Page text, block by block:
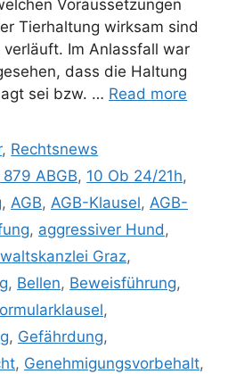
Voraussetzungen
Tierhaltung wirksam sind
Im Anlassfall war
dass die Haltung
sei bzw. … Read more
, Rechtsnews
879 ABGB, 10 Ob 24/21h,
, AGB, AGB-Klausel, AGB-
, aggressiver Hund,
Graz,
, Bellen, Beweisführung,
,
, Gefährdung,
, Genehmigungsvorbehalt,